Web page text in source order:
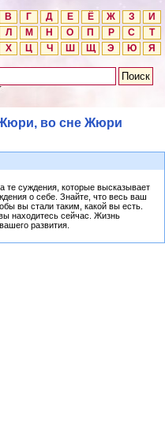
В Г Д Е Ё Ж З
И
Л М Н О П Р С
Т
Х Ц Ч Ш Щ Э Ю Я
во сне Жюри
суждения, которые высказывает
о себе. Знайте, что весь ваш
вы стали таким, какой вы есть.
находитесь сейчас. Жизнь
развития.